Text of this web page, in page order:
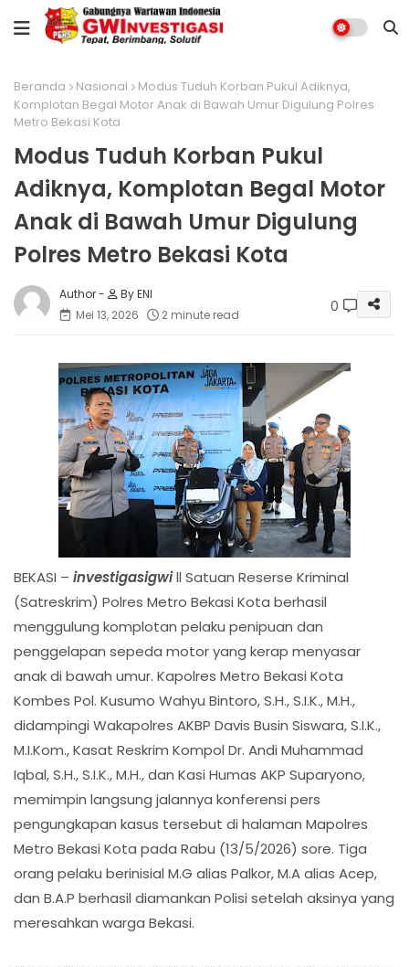
Beranda Nasional
Modus Tuduh Korban Pukul Adiknya,
Komplotan Begal Motor Anak di Bawah Umur Digulung Polres
Metro Bekasi Kota
Modus Tuduh Korban Pukul
Adiknya, Komplotan Begal Motor
Anak di Bawah Umur Digulung
Polres Metro Bekasi Kota
By ENI
Mei 13, 2026
2 minute read 0
BEKASI – investigasigwill Satuan Reserse Kriminal
(Satreskrim) Polres Metro Bekasi Kota berhasil
menggulung komplotan pelaku penipuan dan
penggelapan sepeda motor yang kerap menyasar
anak di bawah umur. Kapolres Metro Bekasi Kota
Kombes Pol. Kusumo Wahyu Bintoro, S.H., S.I.K., M.H.,
didampingi Wakapolres AKBP Davis Busin Siswara, S.I.K.,
M.I.Kom., Kasat Reskrim Kompol Dr. Andi Muhammad
Iqbal, S.H., S.I.K., M.H., dan Kasi Humas AKP Suparyono,
memimpin langsung jalannya konferensi pers
pengungkapan kasus tersebut di halaman Mapolres
Metro Bekasi Kota pada Rabu (13/5/2026) sore. Tiga
orang pelaku berinisial M.G alias Palkor, M.A alias Acep,
dan B.A.P berhasil diamankan Polisi setelah aksinya yang
meresahkan warga Bekasi.